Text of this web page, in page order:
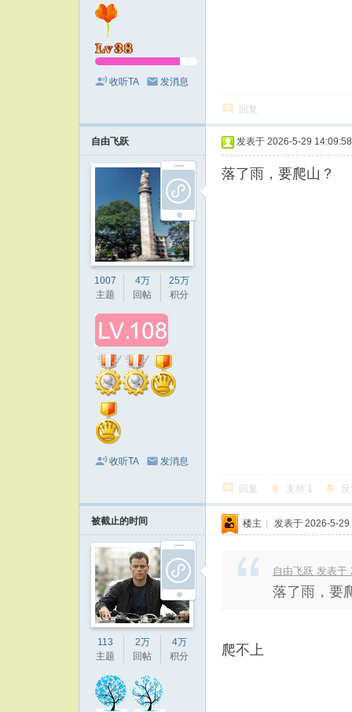
收听TA 发消息
回复
自由飞跃
1007
主题
4万
回帖
25万
积分
收听TA 发消息
发表于 2026-5-29 14:09:58
落了雨，要爬山？
回复 支持 1
被截止的时间
113
主题
2万
回帖
4万
积分
楼主 | 发表于 2026-5-
自由飞跃 发表于
落了雨，要
爬不上